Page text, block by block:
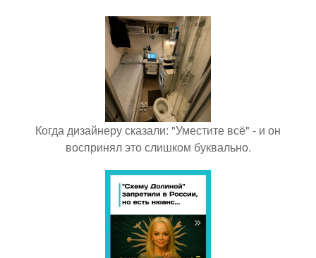
Когда дизайнеру сказали: "Уместите всё" - и он
воспринял это слишком буквально.